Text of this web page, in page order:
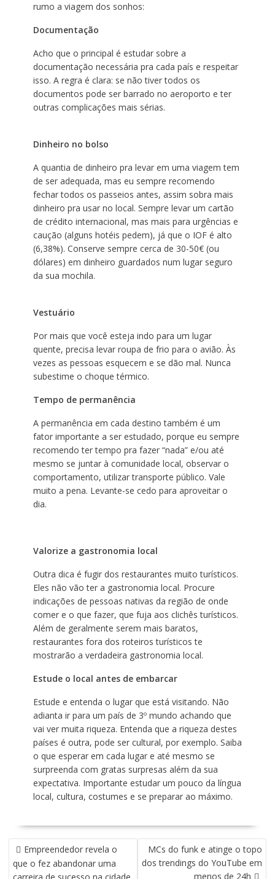
rumo a viagem dos sonhos:
Documentação
Acho que o principal é estudar sobre a
documentação necessária pra cada país e respeitar
isso. A regra é clara: se não tiver todos os
documentos pode ser barrado no aeroporto e ter
outras complicações mais sérias.
Dinheiro no bolso
A quantia de dinheiro pra levar em uma viagem tem
de ser adequada, mas eu sempre recomendo
fechar todos os passeios antes, assim sobra mais
dinheiro pra usar no local. Sempre levar um cartão
de crédito internacional, mas mais para urgências e
caução (alguns hotéis pedem), já que o IOF é alto
(6,38%). Conserve sempre cerca de 30-50€ (ou
dólares) em dinheiro guardados num lugar seguro
da sua mochila.
Vestuário
Por mais que você esteja indo para um lugar
quente, precisa levar roupa de frio para o avião. Às
vezes as pessoas esquecem e se dão mal. Nunca
subestime o choque térmico.
Tempo de permanência
A permanência em cada destino também é um
fator importante a ser estudado, porque eu sempre
recomendo ter tempo pra fazer “nada” e/ou até
mesmo se juntar à comunidade local, observar o
comportamento, utilizar transporte público. Vale
muito a pena. Levante-se cedo para aproveitar o
dia.
Valorize a gastronomia local
Outra dica é fugir dos restaurantes muito turísticos.
Eles não vão ter a gastronomia local. Procure
indicações de pessoas nativas da região de onde
comer e o que fazer, que fuja aos clichês turísticos.
Além de geralmente serem mais baratos,
restaurantes fora dos roteiros turísticos te
mostrarão a verdadeira gastronomia local.
Estude o local antes de embarcar
Estude e entenda o lugar que está visitando. Não
adianta ir para um país de 3º mundo achando que
vai ver muita riqueza. Entenda que a riqueza destes
países é outra, pode ser cultural, por exemplo. Saiba
o que esperar em cada lugar e até mesmo se
surpreenda com gratas surpresas além da sua
expectativa. Importante estudar um pouco da língua
local, cultura, costumes e se preparar ao máximo.
N
A
V
Empreendedor revela o
que o fez abandonar uma
MCs do funk e atinge o topo
dos trendings do YouTube em
menos de 24h